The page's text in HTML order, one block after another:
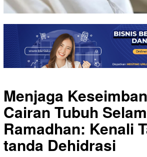
Menjaga
Cairan Tubuh
Ramadhan: Kenali
tanda Dehidrasi